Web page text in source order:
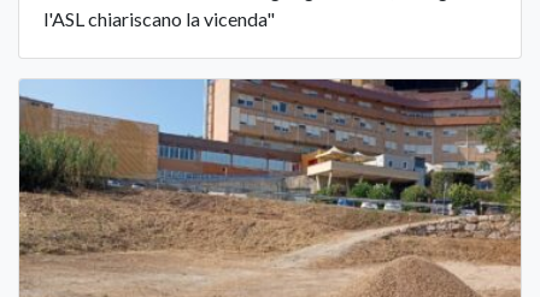
l'ASL chiariscano la vicenda"